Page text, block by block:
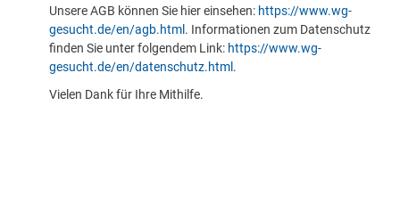
Unsere AGB können Sie hier einsehen: https://www.wg-
gesucht.de/en/agb.html . Informationen zum Datenschutz
finden Sie unter folgendem Link: https://www.wg-
gesucht.de/en/datenschutz.html .
Vielen Dank für Ihre Mithilfe.